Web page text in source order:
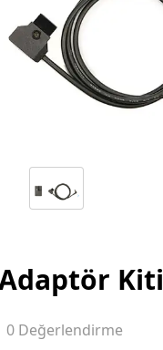
Adaptör Kiti
0 Değerlendirme